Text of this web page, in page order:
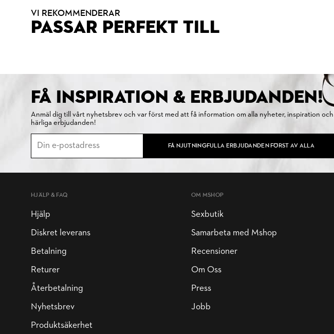
VI REKOMMENDERAR
PASSAR PERFEKT TILL
FÅ INSPIRATION & ERBJUDANDEN!
Anmäl dig till vårt nyhetsbrev och var först med att få information om alla nyheter, inspiration och
härliga erbjudanden!
FÅ NJUTNINGFULLA ERBJUDANDEN FÖRST AV ALLA
HJÄLP & FAQ
Hjälp
Diskret leverans
Betalning
Returer
Återbetalning
Nyhetsbrev
Produktsäkerhet
OM MSHOP
Sexbutik
Samarbeta med Mshop
Recensioner
Om Oss
Press
Jobb